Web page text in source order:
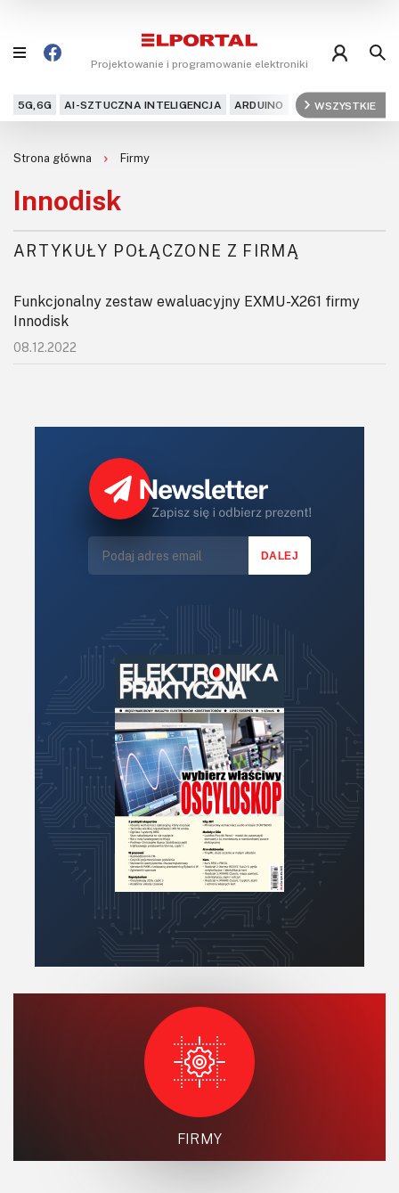
Projektowanie i programowanie elektroniki
5G,6G AI-SZTUCZNA INTELIGENCJA ARDUINO ARM AUDIO
WSZYSTKIE
Projekty
Czytelnia
Newsletter
Archiwum
Strona główna Firmy
Innodisk
ARTYKUŁY POŁĄCZONE Z FIRMĄ
Funkcjonalny zestaw ewaluacyjny EXMU-X261 firmy
Innodisk
08.12.2022
FIRMY